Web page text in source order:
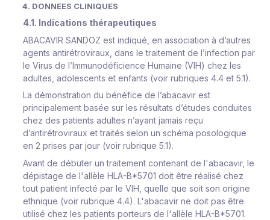
4. DONNEES CLINIQUES
4.1. Indications thérapeutiques
ABACAVIR SANDOZ est indiqué, en association à d’autres
agents antirétroviraux, dans le traitement de l’infection par
le Virus de l’Immunodéficience Humaine (VIH) chez les
adultes, adolescents et enfants (voir rubriques 4.4 et 5.1).
La démonstration du bénéfice de l’abacavir est
principalement basée sur les résultats d’études conduites
chez des patients adultes n’ayant jamais reçu
d’antirétroviraux et traités selon un schéma posologique
en 2 prises par jour (voir rubrique 5.1).
Avant de débuter un traitement contenant de l'abacavir, le
dépistage de l'allèle HLA-B*5701 doit être réalisé chez
tout patient infecté par le VIH, quelle que soit son origine
ethnique (voir rubrique 4.4). L'abacavir ne doit pas être
utilisé chez les patients porteurs de l'allèle HLA-B*5701.